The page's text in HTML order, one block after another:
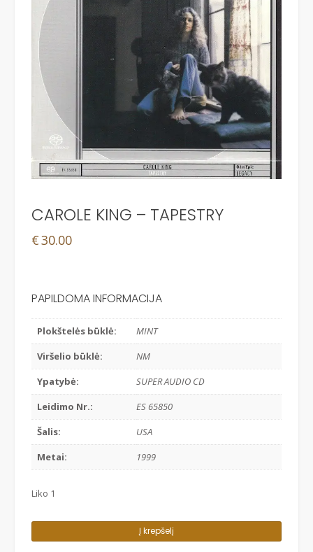
CAROLE KING ‎– TAPESTRY
€30.00
PAPILDOMA INFORMACIJA
Plokštelės būklė:
MINT
Viršelio būklė:
NM
Ypatybė:
SUPER AUDIO CD
Leidimo Nr.:
ES 65850
Šalis:
USA
Metai:
1999
Liko 1
kiekis:
Į krepšelį